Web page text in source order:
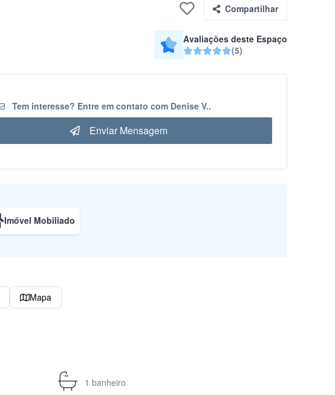
Compartilhar
Avaliações deste Espaço
(5)
Tem interesse? Entre em contato com Denise V..
Enviar Mensagem
Imóvel Mobiliado
Mapa
1 banheiro